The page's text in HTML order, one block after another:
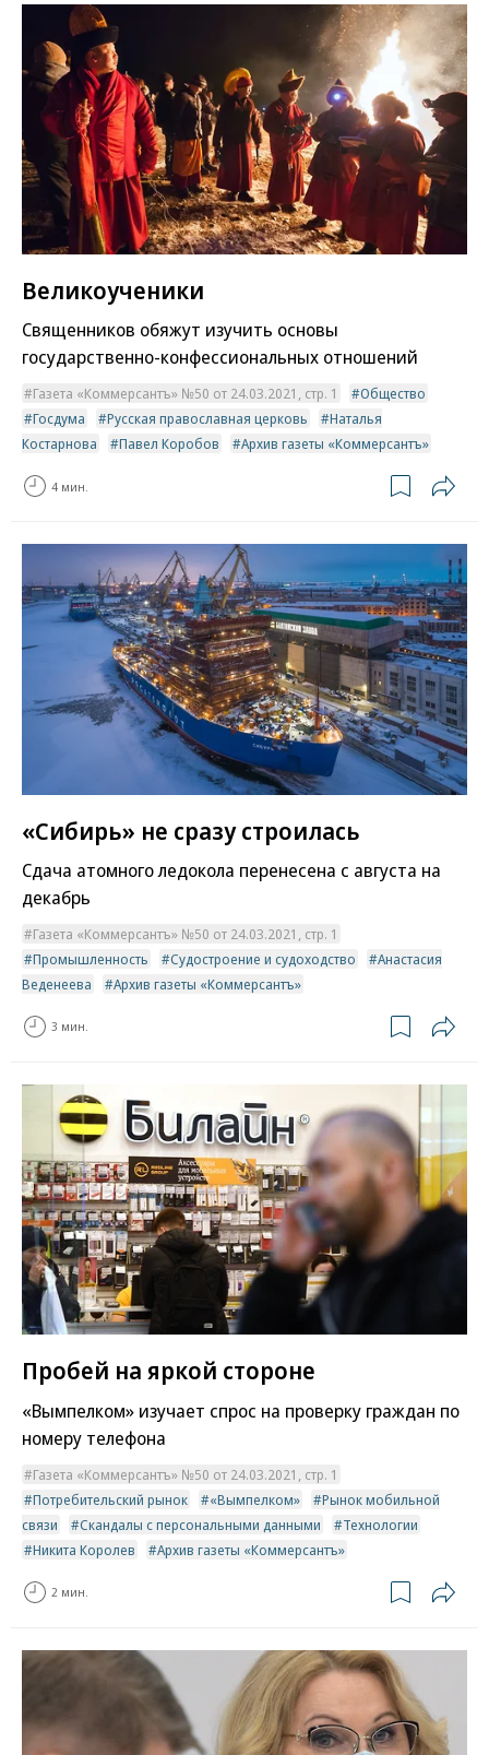
Великоученики
Священников обяжут изучить основы
государственно-конфессиональных отношений
Газета «Коммерсантъ» №50 от 24.03.2021, стр. 1
Общество
Госдума
Русская православная церковь
Наталья
Костарнова
Павел Коробов Архив газеты «Коммерсантъ»
4 мин.
«Сибирь» не сразу строилась
Сдача атомного ледокола перенесена с августа на
декабрь
Газета «Коммерсантъ» №50 от 24.03.2021, стр. 1
Промышленность
Судостроение и судоходство
Анастасия
Веденеева
Архив газеты «Коммерсантъ»
3 мин.
Пробей на яркой стороне
«Вымпелком» изучает спрос на проверку граждан по
номеру телефона
Газета «Коммерсантъ» №50 от 24.03.2021, стр. 1
Потребительский рынок
«Вымпелком»
Рынок мобильной
связи
Скандалы с персональными данными
Технологии
Никита Королев
Архив газеты «Коммерсантъ»
2 мин.